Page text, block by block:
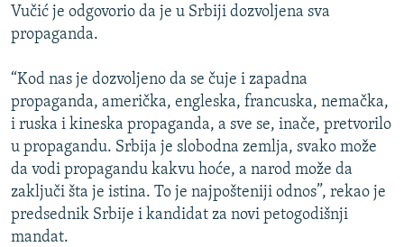
Vučić je odgovorio da je u Srbiji dozvoljena sva
propaganda.
“Kod nas je dozvoljeno da se čuje i zapadna
propaganda, američka, engleska, francuska, nemačka,
i ruska i kineska propaganda, a sve se, inače, pretvorilo
u propagandu. Srbija je slobodna zemlja, svako može
da vodi propagandu kakvu hoće, a narod može da
zaključi šta je istina. To je najpošteniji odnos”, rekao je
predsednik Srbije i kandidat za novi petogodišnji
mandat.